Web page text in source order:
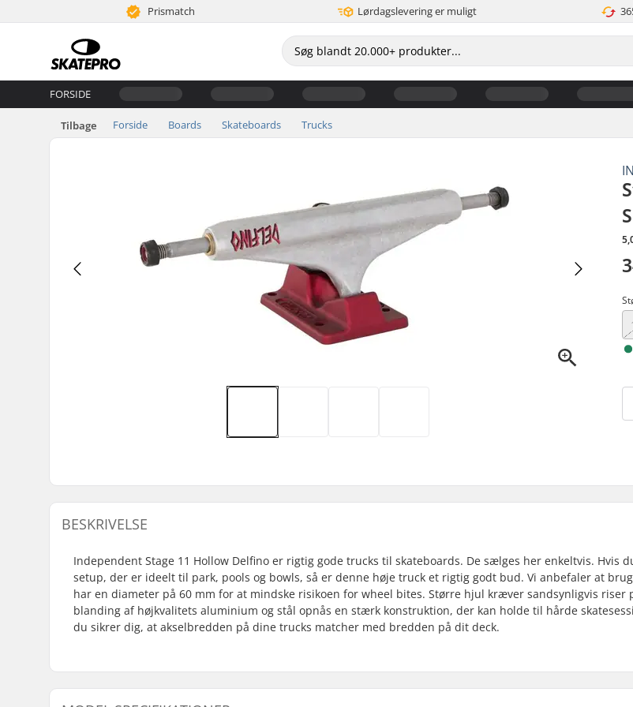
Prismatch Lørdagslevering er muligt
FORSIDE
Tilbage Forside Boards Skateboards Trucks
BESKRIVELSE
Independent Stage 11 Hollow Delfino er rigtig gode trucks til skateboards. De sælges her enkeltvis. Hvis
setup, der er ideelt til park, pools og bowls, så er denne høje truck et rigtig godt bud. Vi anbefaler at
har en diameter på 60 mm for at mindske risikoen for wheel bites. Større hjul kræver sandsynligvis riser
blanding af højkvalitets aluminium og stål opnås en stærk konstruktion, der kan holde til hårde
du sikrer dig, at akselbredden på dine trucks matcher med bredden på dit deck.